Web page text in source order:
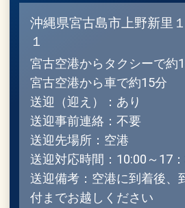
沖縄県宮古島市上野新里
１
宮古空港からタクシーで約
宮古空港から車で約15分
送迎（迎え）：あり
送迎事前連絡：不要
送迎先場所：空港
送迎対応時間：10:00～17
送迎備考：空港に到着後、
付までお越しください